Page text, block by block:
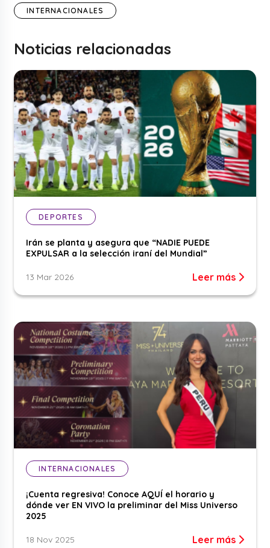
INTERNACIONALES
Noticias relacionadas
DEPORTES
Irán se planta y asegura que “NADIE PUEDE
EXPULSAR a la selección iraní del Mundial”
13 Mar 2026 Leer más
INTERNACIONALES
¡Cuenta regresiva! Conoce AQUÍ el horario y
dónde ver EN VIVO la preliminar del Miss Universo
2025
18 Nov 2025 Leer más